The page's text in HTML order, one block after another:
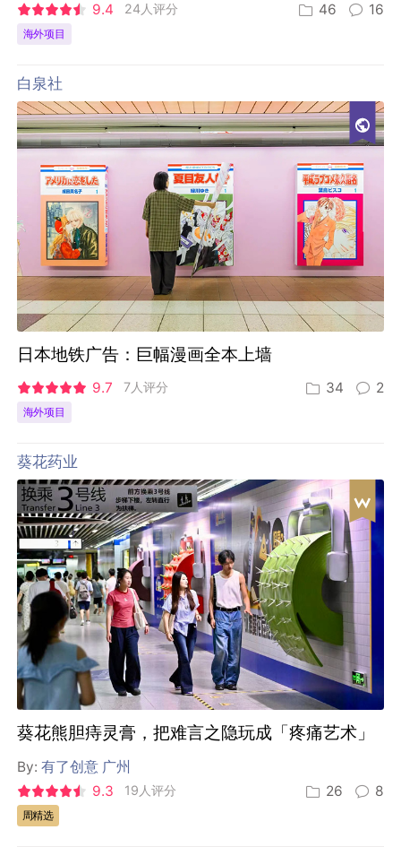
9.4 24人评分 46 16
海外项目
白泉社
日本地铁广告：巨幅漫画全本上墙
9.7 7人评分 34 2
海外项目
葵花药业
葵花熊胆痔灵膏，把难言之隐玩成「疼痛艺术」
By:有了创意 广州
9.3
19人评分 26 8
周精选